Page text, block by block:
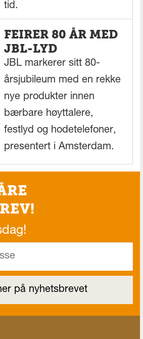
tid.
FEIRER 80 ÅR MED
JBL-LYD
JBL markerer sitt 80-
årsjubileum med en rekke
nye produkter innen
bærbare høyttalere,
festlyd og hodetelefoner,
presentert i Amsterdam.